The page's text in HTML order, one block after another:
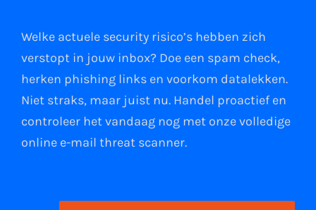
Welke actuele security risico’s hebben zich
verstopt in jouw inbox? Doe een spam check,
herken phishing linksen voorkom datalekken.
Niet straks, maar juist nu. Handel proactief en
controleer het vandaag nog met onze volledige
online e-mail threat scanner.